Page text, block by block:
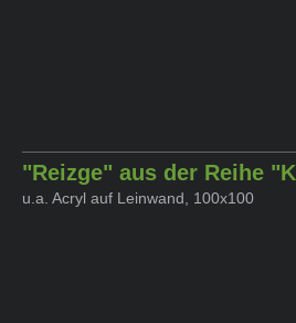
"Reizge" aus der Reihe
u.a. Acryl auf Leinwand, 100x100